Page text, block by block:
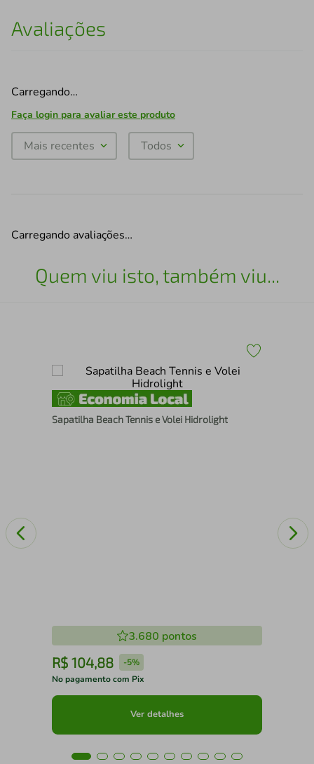
Avaliações
Carregando…
Faça login para avaliar este produto
Mais recentes Todos
Carregando avaliações…
Quem viu isto, também viu...
Sapatilha Beach Tennis e Volei Hidrolight
3.680 pontos
R$ 104,88 -5%
No pagamento com Pix
Ver detalhes